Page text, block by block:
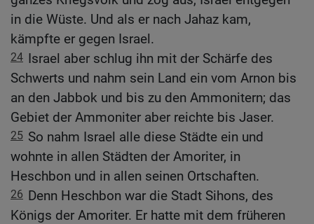
in die Wüste. Und als er nach Jahaz kam,
kämpfte er gegen Israel.
24 Israel aber schlug ihn mit der Schärfe des
Schwerts und nahm sein Land ein vom Arnon bis
an den Jabbok und bis zu den Ammonitern; das
Gebiet der Ammoniter aber reichte bis Jaser.
25 So nahm Israel alle diese Städte ein und
wohnte in allen Städten der Amoriter, in
Heschbon und in allen seinen Ortschaften.
26 Denn Heschbon war die Stadt Sihons, des
Königs der Amoriter. Er hatte mit dem früheren